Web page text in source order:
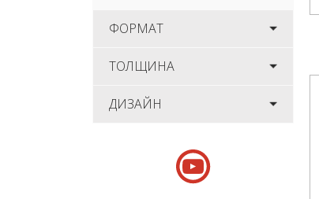
ФОРМАТ
ТОЛЩИНА
ДИЗАЙН